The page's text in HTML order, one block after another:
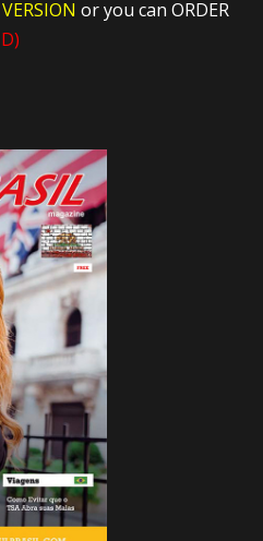
or you can ORDER